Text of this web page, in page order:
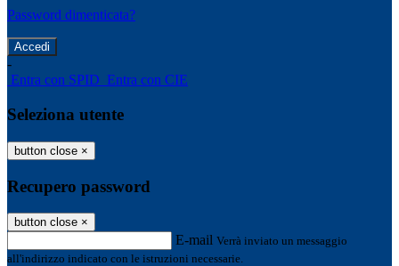
Password dimenticata?
-
Entra con SPID Entra con CIE
Seleziona utente
button close ×
Recupero password
button close ×
E-mail Verrà inviato un messaggio
all'indirizzo indicato con le istruzioni necessarie.